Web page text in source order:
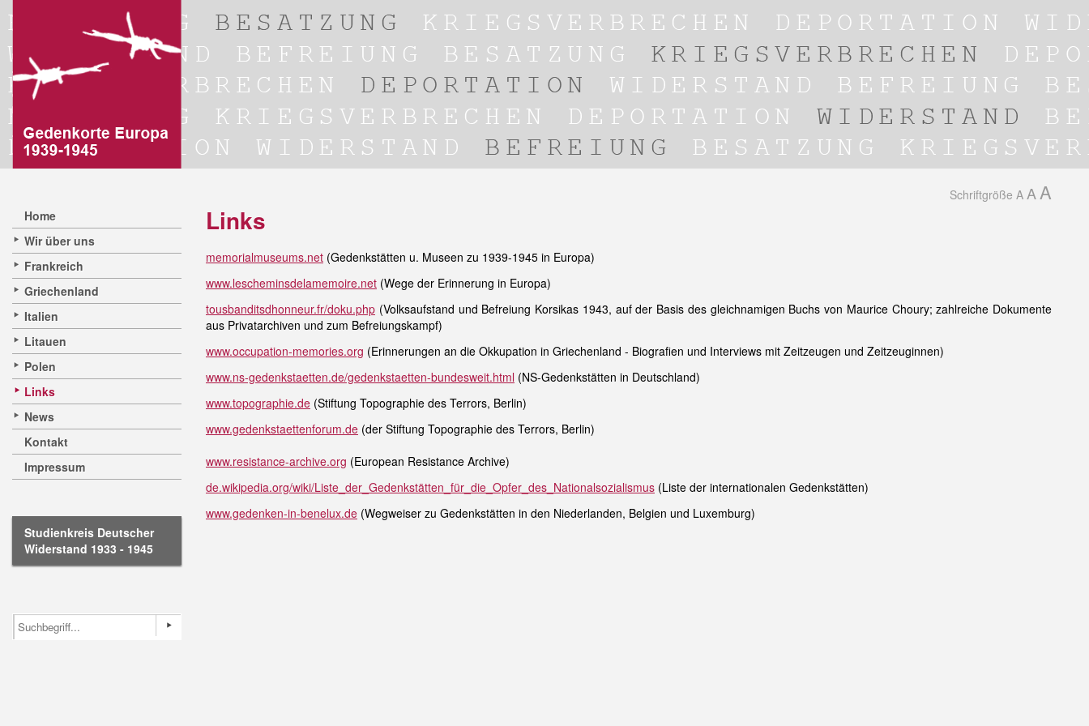
Home
Wir über uns
Frankreich
Griechenland
Italien
Litauen
Polen
Links
News
Kontakt
Impressum
Studienkreis Deutscher
Widerstand 1933 - 1945
Schriftgröße A A A
Links
memorialmuseums.net (Gedenkstätten u. Museen zu 1939-1945 in Europa)
www.lescheminsdelamemoire.net (Wege der Erinnerung in Europa)
tousbanditsdhonneur.fr/doku.php (Volksaufstand und Befreiung Korsikas 1943, auf der Basis des gleichnamigen Buchs von Maurice Choury; zahlreiche Dokumente
aus Privatarchiven und zum Befreiungskampf)
www.occupation-memories.org (Erinnerungen an die Okkupation in Griechenland - Biografien und Interviews mit Zeitzeugen und Zeitzeuginnen)
www.ns-gedenkstaetten.de/gedenkstaetten-bundesweit.html (NS-Gedenkstätten in Deutschland)
www.topographie.de (Stiftung Topographie des Terrors, Berlin)
www.gedenkstaettenforum.de (der Stiftung Topographie des Terrors, Berlin)
www.resistance-archive.org (European Resistance Archive)
de.wikipedia.org/wiki/Liste_der_Gedenkstätten_für_die_Opfer_des_Nationalsozialismus (Liste der internationalen Gedenkstätten)
www.gedenken-in-benelux.de (Wegweiser zu Gedenkstätten in den Niederlanden, Belgien und Luxemburg)